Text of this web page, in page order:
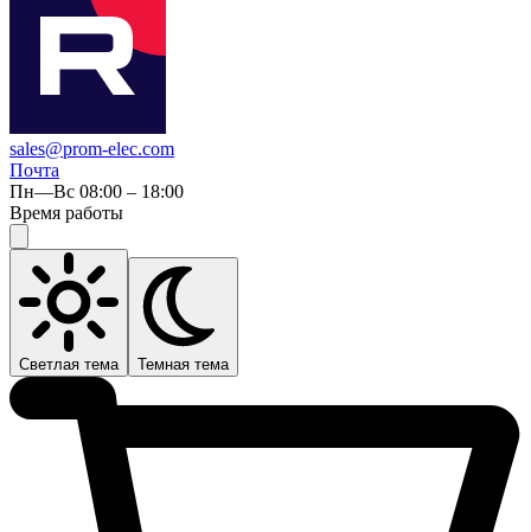
sales@prom-elec.com
Почта
Пн—Вс 08:00 – 18:00
Время работы
Светлая тема Темная тема